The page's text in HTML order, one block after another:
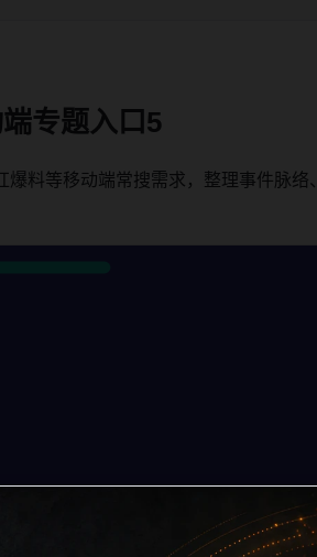
专题入口5
料等移动端常搜需求，整理事件脉